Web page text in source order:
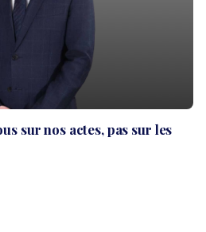
sur nos actes, pas sur les